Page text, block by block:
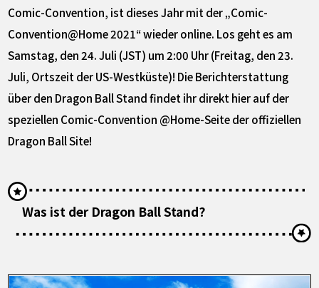
Comic-Convention, ist dieses Jahr mit der „Comic-
Convention@Home 2021“ wieder online. Los geht es am
Samstag, den 24. Juli (JST) um 2:00 Uhr (Freitag, den 23.
Juli, Ortszeit der US-Westküste)! Die Berichterstattung
über den Dragon Ball Stand findet ihr direkt hier auf der
speziellen Comic-Convention @Home-Seite der offiziellen
Dragon Ball Site!
Was ist der Dragon Ball Stand?